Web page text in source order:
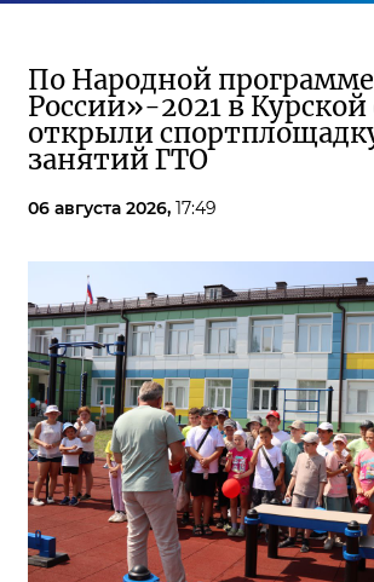
По Народной
России»-2021 в Курской
открыли
занятий ГТО
06 августа 2026, 17:49